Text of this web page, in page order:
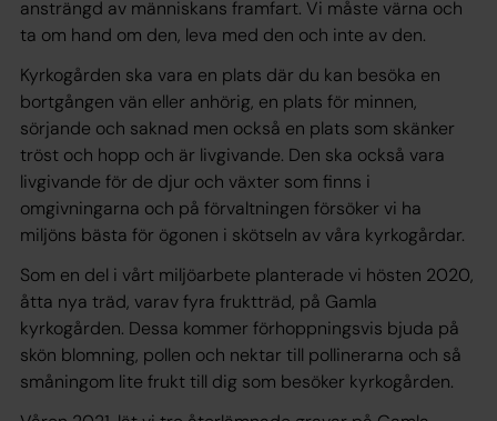
ansträngd av människans framfart. Vi måste värna och
ta om hand om den, leva med den och inte av den.
Kyrkogården ska vara en plats där du kan besöka en
bortgången vän eller anhörig, en plats för minnen,
sörjande och saknad men också en plats som skänker
tröst och hopp och är livgivande. Den ska också vara
livgivande för de djur och växter som finns i
omgivningarna och på förvaltningen försöker vi ha
miljöns bästa för ögonen i skötseln av våra kyrkogårdar.
Som en del i vårt miljöarbete planterade vi hösten 2020,
åtta nya träd, varav fyra fruktträd, på Gamla
kyrkogården. Dessa kommer förhoppningsvis bjuda på
skön blomning, pollen och nektar till pollinerarna och så
småningom lite frukt till dig som besöker kyrkogården.